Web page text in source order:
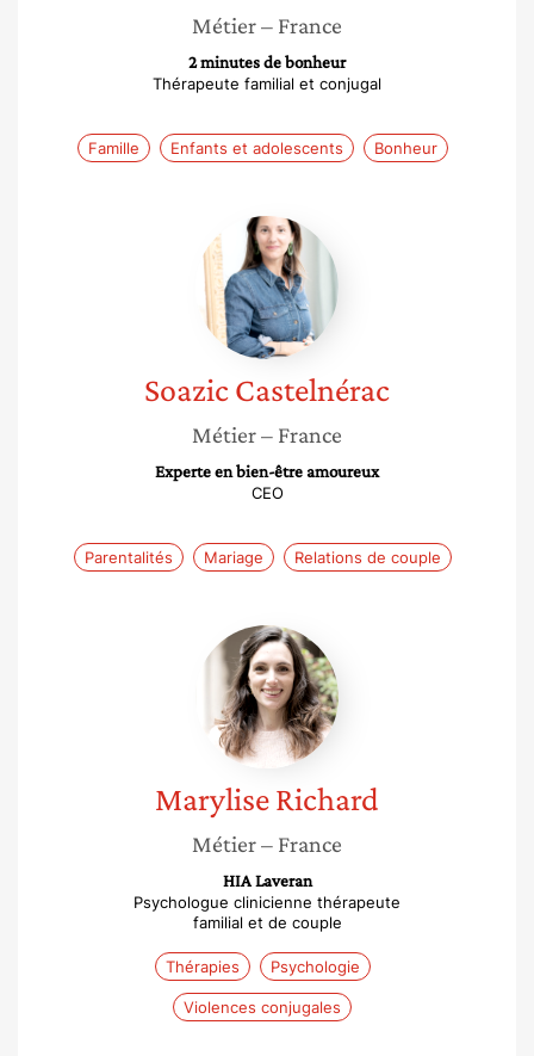
Métier– France
2 minutes de bonheur
Thérapeute familial et conjugal
Famille Enfants et adolescents Bonheur
Soazic
Castelnérac
SoazicCastelnérac
Métier– France
Experte en bien-être amoureux
CEO
Parentalités Mariage Relations de couple
Marylise
Richard
MaryliseRichard
Métier– France
HIA Laveran
Psychologue clinicienne thérapeute
familial et de couple
Thérapies Psychologie
Violences conjugales